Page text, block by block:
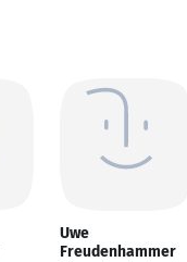
Uwe
Freudenhammer